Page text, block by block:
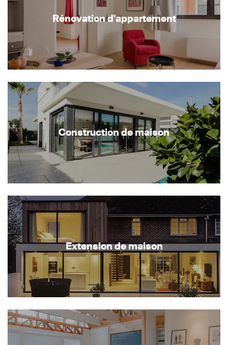
Rénovation d'appartement
Construction de maison
Extension de maison